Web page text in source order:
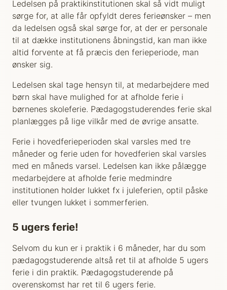
Ledelsen på praktikinstitutionen skal så vidt muligt
sørge for, at alle får opfyldt deres ferieønsker – men
da ledelsen også skal sørge for, at der er personale
til at dække institutionens åbningstid, kan man ikke
altid forvente at få præcis den ferieperiode, man
ønsker sig.
Ledelsen skal tage hensyn til, at medarbejdere med
børn skal have mulighed for at afholde ferie i
børnenes skoleferie. Pædagogstuderendes ferie skal
planlægges på lige vilkår med de øvrige ansatte.
Ferie i hovedferieperioden skal varsles med tre
måneder og ferie uden for hovedferien skal varsles
med en måneds varsel. Ledelsen kan ikke pålægge
medarbejdere at afholde ferie medmindre
institutionen holder lukket fx i juleferien, optil påske
eller tvungen lukket i sommerferien.
5 ugers ferie!
Selvom du kun er i praktik i 6 måneder, har du som
pædagogstuderende altså ret til at afholde 5 ugers
ferie i din praktik. Pædagogstuderende på
overenskomst har ret til 6 ugers ferie.